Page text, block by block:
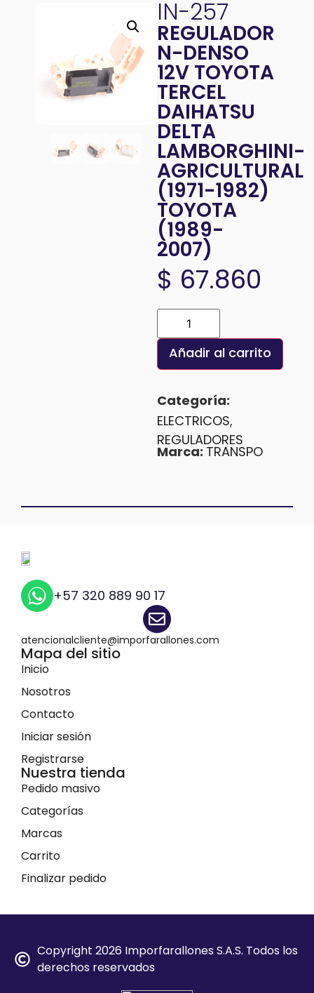
IN-257
REGULADOR
N-DENSO
12V TOYOTA
TERCEL
DAIHATSU
DELTA
LAMBORGHINI-
AGRICULTURAL
(1971-1982)
TOYOTA
(1989-
2007)
$ 67.860
Añadir al carrito
Categoría:
ELECTRICOS,
REGULADORES
Marca: TRANSPO
+57 320 889 90 17
atencionalcliente@imporfarallones.com
Mapa del sitio
Inicio
Nosotros
Contacto
Iniciar sesión
Registrarse
Nuestra tienda
Pedido masivo
Categorías
Marcas
Carrito
Finalizar pedido
Copyright 2026 Imporfarallones S.A.S. Todos los
derechos reservados